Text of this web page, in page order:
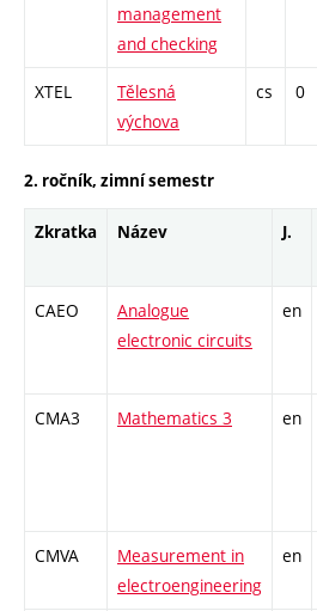
management
and checking
XTEL
Tělesná
výchova
cs 0
2. ročník, zimní semestr
Zkratka Název J.
CAEO
Analogue
electronic circuits
en
CMA3 Mathematics 3 en
CMVA
Measurement in
electroengineering
en